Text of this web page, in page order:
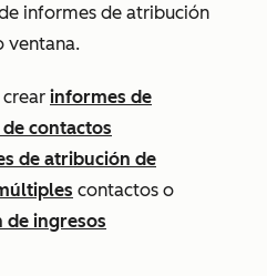
informes de atribución
ventana.
informes de
contactos
de atribución de
contactos o
ingresos